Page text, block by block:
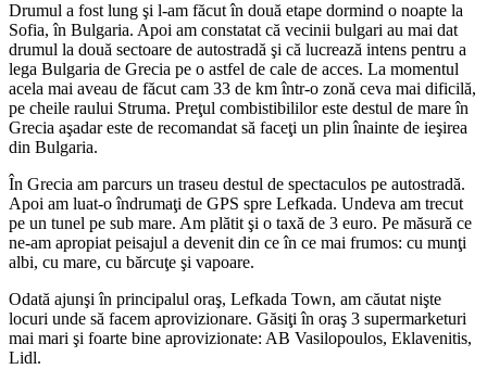
Drumul a fost lung şi l-am făcut în două etape dormind o noapte la
Sofia, în Bulgaria. Apoi am constatat că vecinii bulgari au mai dat
drumul la două sectoare de autostradă şi că lucrează intens pentru a
lega Bulgaria de Grecia pe o astfel de cale de acces. La momentul
acela mai aveau de făcut cam 33 de km într-o zonă ceva mai dificilă,
pe cheile raului Struma. Preţul combistibililor este destul de mare în
Grecia aşadar este de recomandat să faceţi un plin înainte de ieşirea
din Bulgaria.
În Grecia am parcurs un traseu destul de spectaculos pe autostradă.
Apoi am luat-o îndrumaţi de GPS spre Lefkada. Undeva am trecut
pe un tunel pe sub mare. Am plătit şi o taxă de 3 euro. Pe măsură ce
ne-am apropiat peisajul a devenit din ce în ce mai frumos: cu munţi
albi, cu mare, cu bărcuţe şi vapoare.
Odată ajunşi în principalul oraş, Lefkada Town, am căutat nişte
locuri unde să facem aprovizionare. Găsiţi în oraş 3 supermarketuri
mai mari şi foarte bine aprovizionate: AB Vasilopoulos, Eklavenitis,
Lidl.